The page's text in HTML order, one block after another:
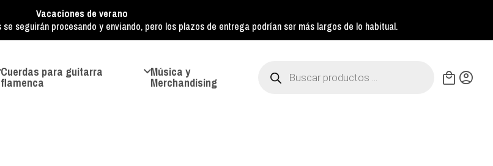
Vacaciones de verano
seguirán procesando y enviando, pero los plazos de entrega podrían ser más largos de lo habitual.
Cuerdas para guitarra
flamenca
Música y
Merchandising productos